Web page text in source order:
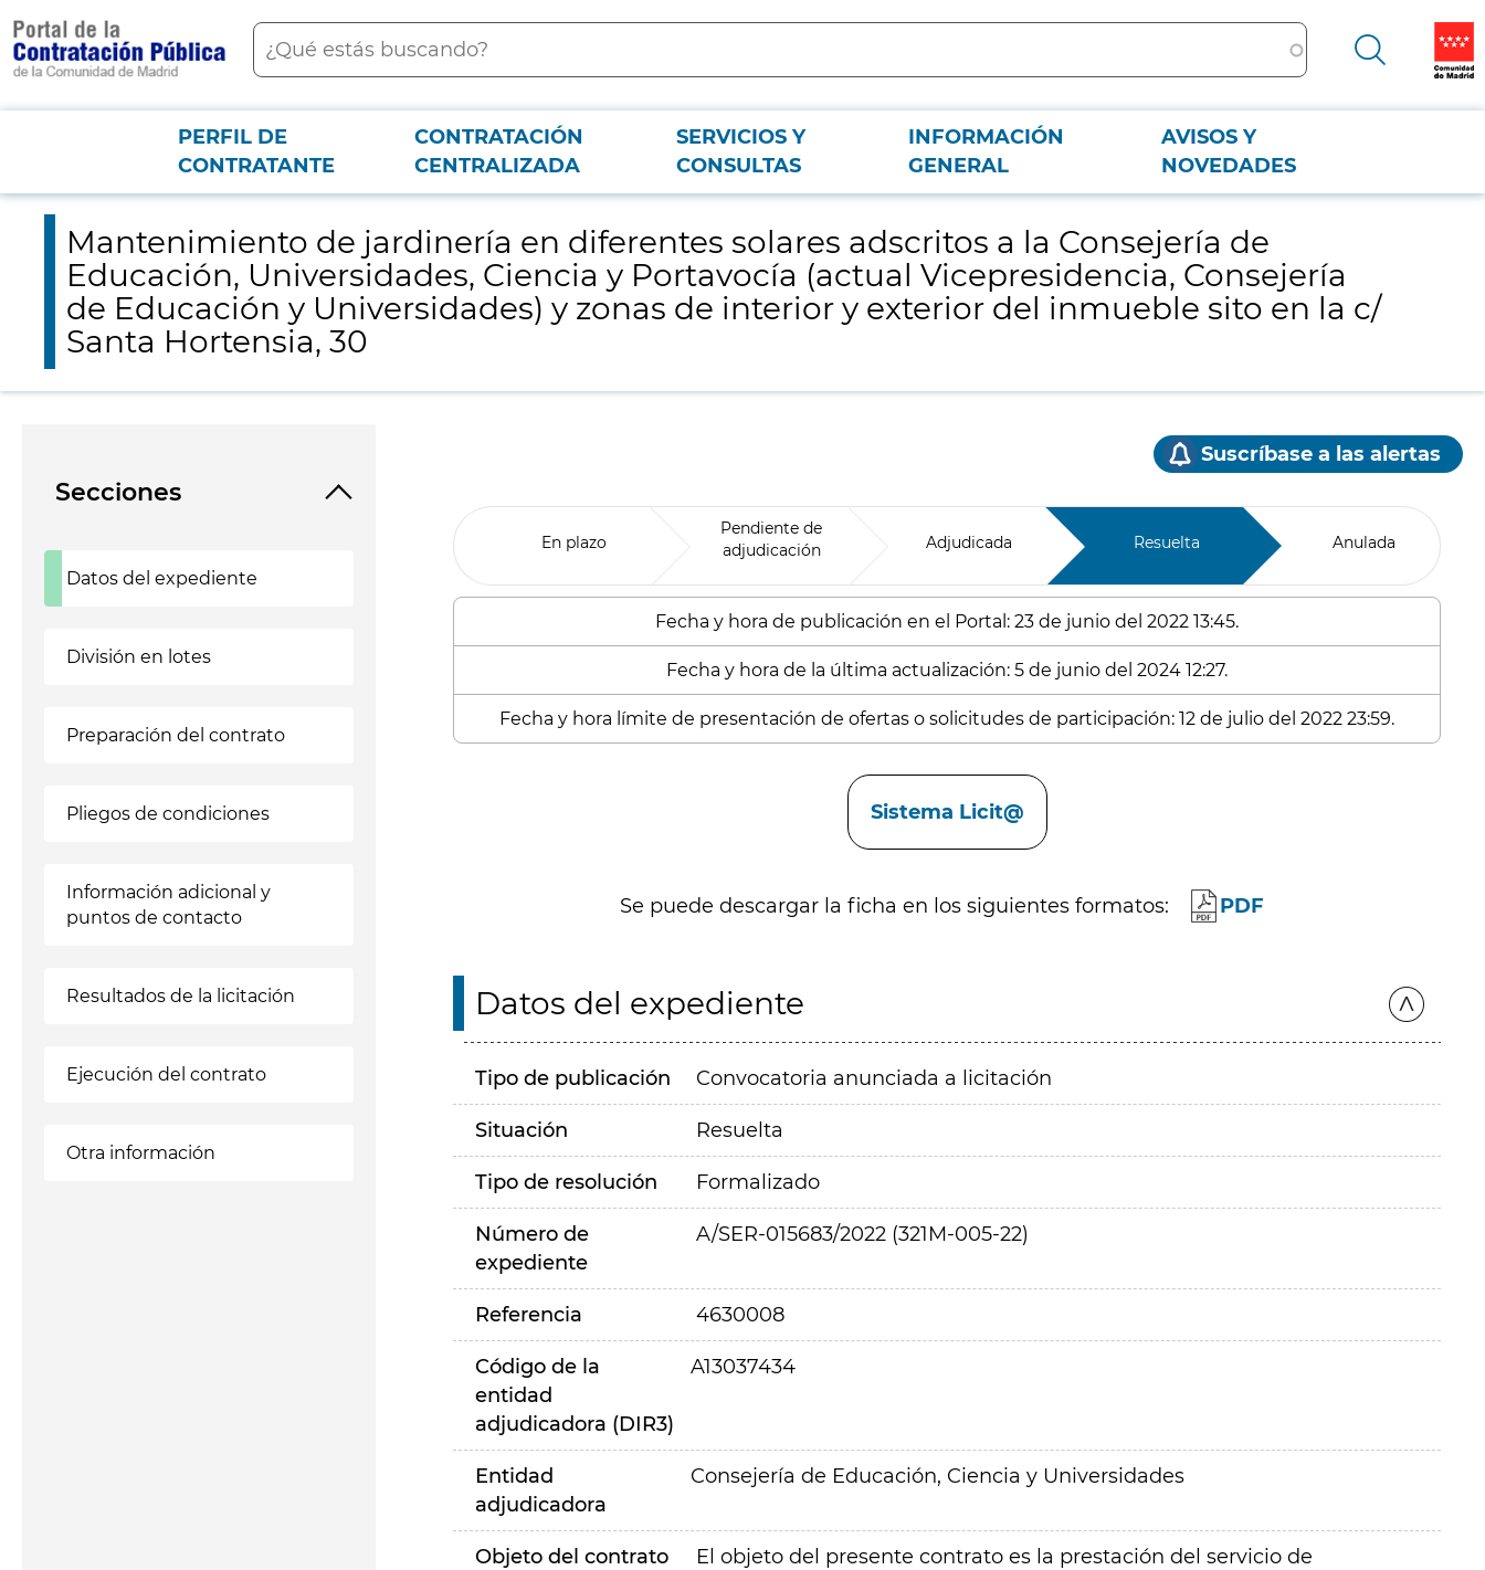
contenido
principal
Buscar
Menú PCON
PERFIL DE
CONTRATANTE
CONTRATACIÓN
CENTRALIZADA
SERVICIOS Y
CONSULTAS
INFORMACIÓN
GENERAL
AVISOS Y
NOVEDADES
Mantenimiento de jardinería en diferentes solares adscritos a la Consejería de Educación, Universidades, Ciencia y Portavocía (actual Vicepresidencia, Consejería de Educación y Universidades) y zonas de interior y
exterior del inmueble sito en la c/ Santa Hortensia, 30
Mantenimiento de jardinería en diferentes solares adscritos a la Consejería de
Educación, Universidades, Ciencia y Portavocía (actual Vicepresidencia, Consejería
de Educación y Universidades) y zonas de interior y exterior del inmueble sito en la c/
Santa Hortensia, 30
Secciones
Datos del expediente
División en lotes
Preparación del contrato
Pliegos de condiciones
Información adicional y
puntos de contacto
Resultados de la licitación
Ejecución del contrato
Otra información
Suscríbase a las alertas
En plazo
Pendiente de
adjudicación
Adjudicada Resuelta Anulada
Fecha y hora de publicación en el Portal: 23 de junio del 2022 13:45.
Fecha y hora de la última actualización: 5 de junio del 2024 12:27.
Fecha y hora límite de presentación de ofertas o solicitudes de participación: 12 de julio del 2022 23:59.
Sistema Licit@
Se puede descargar la ficha en los siguientes formatos: PDF
Datos del expediente
Tipo de publicación Convocatoria anunciada a licitación
Situación Resuelta
Tipo de resolución Formalizado
Número de
expediente
A/SER-015683/2022 (321M-005-22)
Referencia 4630008
Código de la
entidad
adjudicadora (DIR3)
A13037434
Entidad
adjudicadora
Consejería de Educación, Ciencia y Universidades
Objeto del contrato
El objeto del presente contrato es la prestación del servicio de